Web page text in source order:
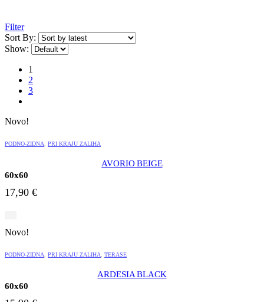
Filter
Sort By:
Show:
1
2
3
Novo!
PODNO-ZIDNA PRI KRAJU ZALIHA
AVORIO BEIGE
60x60
17,90 €
Novo!
PODNO-ZIDNA PRI KRAJU ZALIHA TERASE
ARDESIA BLACK
60x60